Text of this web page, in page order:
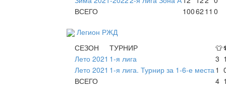
ВСЕГО
10062 11 0
Легион РЖД
СЕЗОН
ТУРНИР 👕
Лето 2021 1-я лига 3 1
Лето 2021 1-я лига. Турнир за 1-6-е места1
ВСЕГО
4 1